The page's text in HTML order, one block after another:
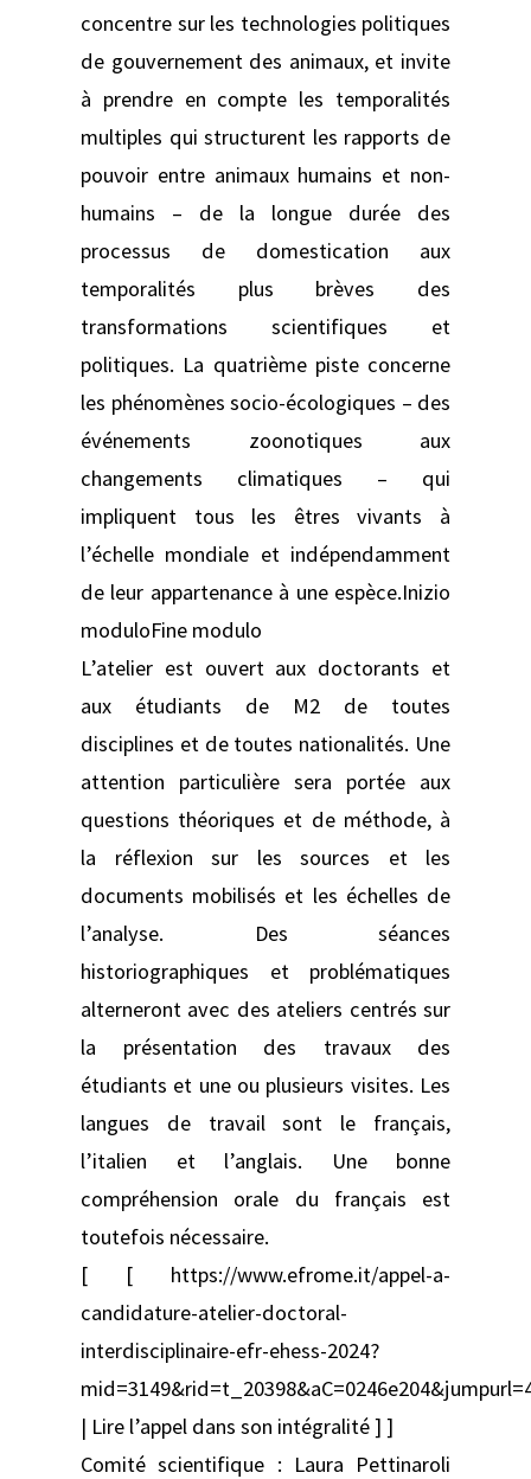
concentre sur les technologies politiques
de gouvernement des animaux, et invite
à prendre en compte les temporalités
multiples qui structurent les rapports de
pouvoir entre animaux humains et non-
humains – de la longue durée des
processus de domestication aux
temporalités plus brèves des
transformations scientifiques et
politiques. La quatrième piste concerne
les phénomènes socio-écologiques – des
événements zoonotiques aux
changements climatiques – qui
impliquent tous les êtres vivants à
l’échelle mondiale et indépendamment
de leur appartenance à une espèce.Inizio
moduloFine modulo
L’atelier est ouvert aux doctorants et
aux étudiants de M2 de toutes
disciplines et de toutes nationalités. Une
attention particulière sera portée aux
questions théoriques et de méthode, à
la réflexion sur les sources et les
documents mobilisés et les échelles de
l’analyse. Des séances
historiographiques et problématiques
alterneront avec des ateliers centrés sur
la présentation des travaux des
étudiants et une ou plusieurs visites. Les
langues de travail sont le français,
l’italien et l’anglais. Une bonne
compréhension orale du français est
toutefois nécessaire.
[ [ https://www.efrome.it/appel-a-
candidature-atelier-doctoral-
interdisciplinaire-efr-ehess-2024?
| Lire l’appel dans son intégralité ] ]
Comité scientifique : Laura Pettinaroli